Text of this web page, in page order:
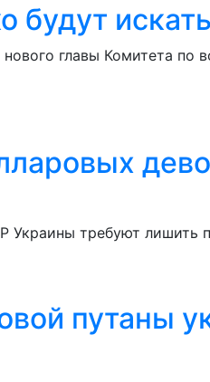
будут
главы Комитета
требуют лишить
путаны